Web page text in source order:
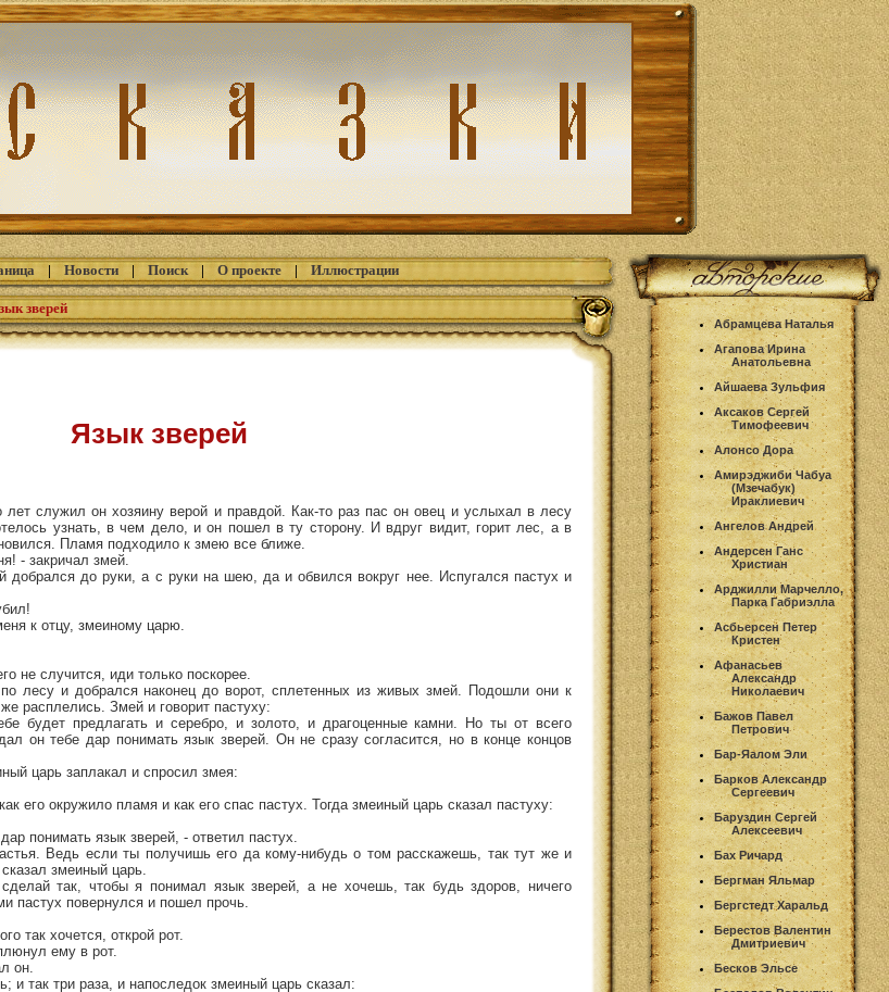
| Новости| Поиск| О проекте| Иллюстрации
зверей
Язык зверей
лет служил он хозяину верой и правдой. Как-то раз пас он овец и услыхал в лесу
узнать, в чем дело, и он пошел в ту сторону. И вдруг видит, горит лес, а в
Пламя подходило к змею все ближе.
- закричал змей.
добрался до руки, а с руки на шею, да и обвился вокруг нее. Испугался пастух и
к отцу, змеиному царю.
не случится, иди только поскорее.
лесу и добрался наконец до ворот, сплетенных из живых змей. Подошли они к
расплелись. Змей и говорит пастуху:
будет предлагать и серебро, и золото, и драгоценные камни. Но ты от всего
он тебе дар понимать язык зверей. Он не сразу согласится, но в конце концов
царь заплакал и спросил змея:
его окружило пламя и как его спас пастух. Тогда змеиный царь сказал пастуху:
понимать язык зверей, - ответил пастух.
Ведь если ты получишь его да кому-нибудь о том расскажешь, так тут же и
змеиный царь.
так, чтобы я понимал язык зверей, а не хочешь, так будь здоров, ничего
пастух повернулся и пошел прочь.
так хочется, открой рот.
ему в рот.
он.
и так три раза, и напоследок змеиный царь сказал:
Абрамцева Наталья
Агапова Ирина
Анатольевна
Айшаева Зульфия
Аксаков Сергей
Тимофеевич
Алонсо Дора
Амирэджиби Чабуа
(Мзечабук)
Ираклиевич
Ангелов Андрей
Андерсен Ганс
Христиан
Арджилли Марчелло,
Парка Габриэлла
Асбьерсен Петер
Кристен
Афанасьев
Александр
Николаевич
Бажов Павел
Петрович
Бар-Яалом Эли
Барков Александр
Сергеевич
Баруздин Сергей
Алексеевич
Бах Ричард
Бергман Яльмар
Бергстедт Харальд
Берестов Валентин
Дмитриевич
Бесков Эльсе